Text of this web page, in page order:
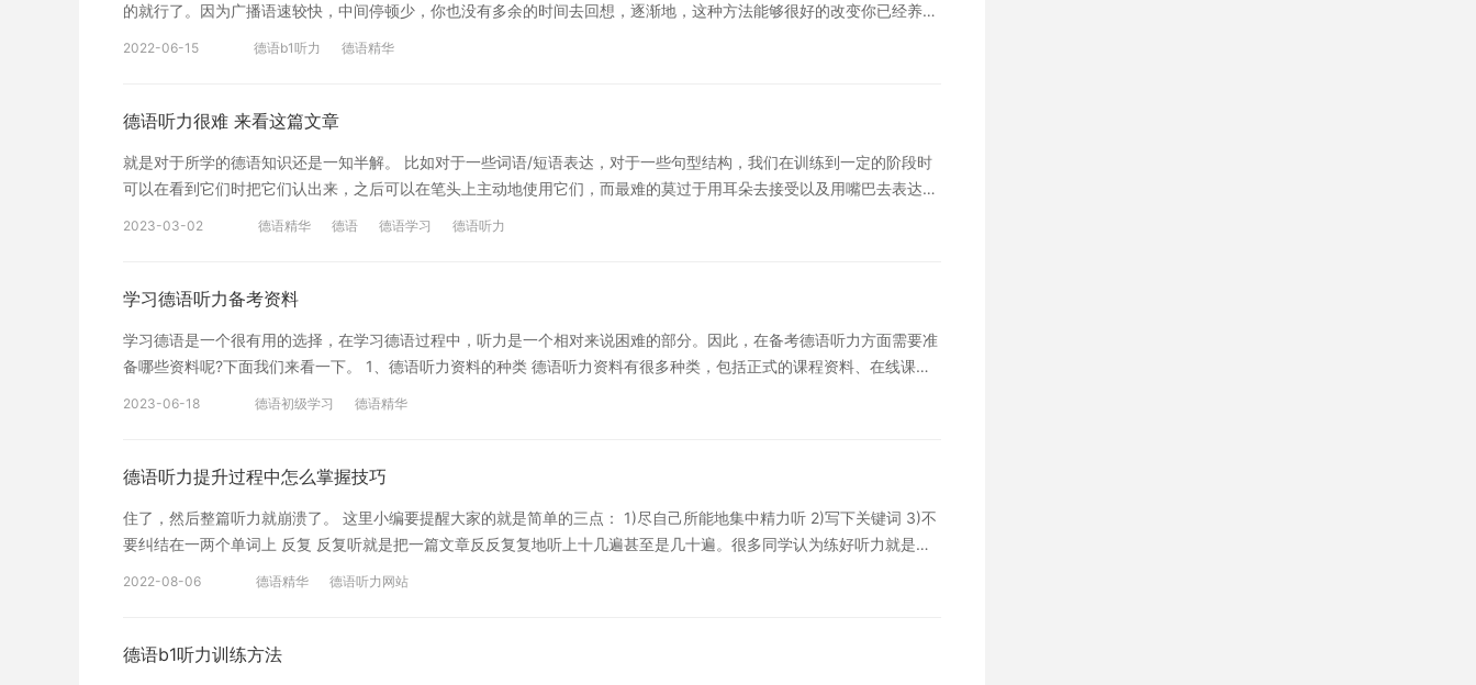
的就行了。因为广播语速较快，中间停顿少，你也没有多余的时间去回想，逐渐地，这种方法能够很好的改变你已经养成
里就已经有个底了，知道了大概要记录哪些东西。即使你在关键的地方没德语听力对于很多小伙伴来说是一道难以攻克的
没关系，因为你已经知道了文章的整体思想和作者的观点，不懂的地方你可以凭借你对文章的印象去猜测，这种猜测往往
八九不离十，虽然不一定能猜全，但答案的方向肯定不会错。 你应该根据自己的特点做出这样的选择：a.当老师念到某题
的答案部分时，你先不记，全神贯注的听，等老师把答案念完了再赶紧写几个关键词，在正式答题时再把关键词连成句
2022-06-15 德语b1听力 德语精华
德语听力很难 来看这篇文章
就是对于所学的德语知识还是一知半解。 比如对于一些词语/短语表达，对于一些句型结构，我们在训练到一定的阶段时
可以在看到它们时把它们认出来，之后可以在笔头上主动地使用它们，而最难的莫过于用耳朵去接受以及用嘴巴去表达
个听德语的语感，给自己“磨耳朵”。 进阶阶段 从B1开始可以选择的听力材料就比较多啦。除了像上面一样可以去吃透教
哦！有些讲快了还挺有挑战性的呢。 当然，在DW德国之声的官网也会有许多音视频材料，大家可以根据自己的位阶自行
搜索。 高级阶段 在这个阶段，许多人都会推荐Tagesschau啊、Heute-Show啊等等德国的新闻类广播电视节目。 不觉
得无聊的同学当然可以每天坚持打卡呀~但如果觉得自己不是特听力选择题还是做听别想关心中东局势和欧洲政治的话，
一扫领200畅学卡
2023-03-02 德语精华 德语 德语学习 德语听力
学习德语听力备考资料
学习德语是一个很有用的选择，在学习德语过程中，听力是一个相对来说困难的部分。因此，在备考德语听力方面需要准
备哪些资料呢?下面我们来看一下。 1、德语听力资料的种类 德语听力资料有很多种类，包括正式的课程资料、在线课
备考德语听力助你系统地学习德语听力理解和口语表达，比许多下载的材料更完整。 2、口语练习资料 除了听力资料以
2023-06-18 德语初级学习 德语精华
德语听力提升过程中怎么掌握技巧
住了，然后整篇听力就崩溃了。 这里小编要提醒大家的就是简单的三点： 1)尽自己所能地集中精力听 2)写下关键词 3)不
要纠结在一两个单词上 反复 反复听就是把一篇文章反反复复地听上十几遍甚至是几十遍。很多同学认为练好听力就是要
会特别牢固，在其它的听力中再次遇到，就能非常迅速地做出反应。 听背 听背并非是要学习者把整篇文章听完后一字不
2022-08-06 德语精华 德语听力网站
德语b1听力训练方法